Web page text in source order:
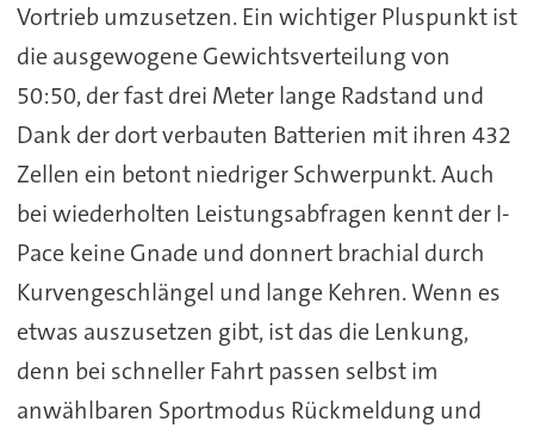
Vortrieb umzusetzen. Ein wichtiger Pluspunkt ist
die ausgewogene Gewichtsverteilung von
50:50, der fast drei Meter lange Radstand und
Dank der dort verbauten Batterien mit ihren 432
Zellen ein betont niedriger Schwerpunkt. Auch
bei wiederholten Leistungsabfragen kennt der I-
Pace keine Gnade und donnert brachial durch
Kurvengeschlängel und lange Kehren. Wenn es
etwas auszusetzen gibt, ist das die Lenkung,
denn bei schneller Fahrt passen selbst im
anwählbaren Sportmodus Rückmeldung und